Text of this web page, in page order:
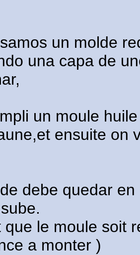
un molde
una capa de
un moule
ensuite on
debe quedar
que le moule soit
a monter )